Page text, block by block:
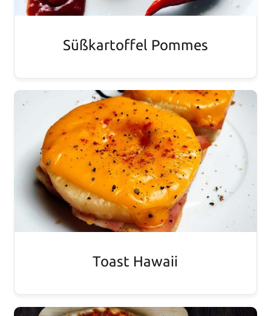
Süßkartoffel Pommes
Toast Hawaii